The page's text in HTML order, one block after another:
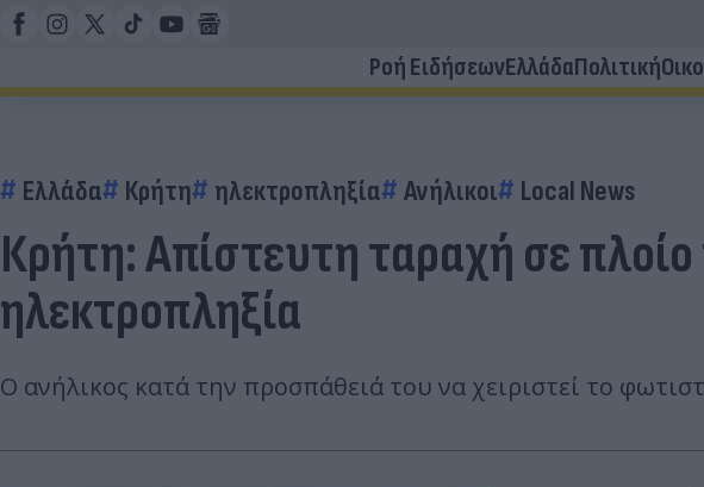
Ροή ΕιδήσεωνΕλλάδαΠολιτική
Ελλάδα Κρήτη ηλεκτροπληξία Ανήλικοι Local News
Κρήτη: Απίστευτη ταραχή σε
ηλεκτροπληξία
Ο ανήλικος κατά την προσπάθειά του να χειριστεί το